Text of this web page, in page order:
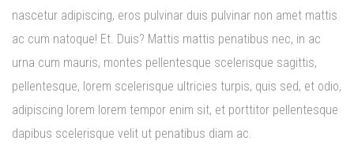
nascetur adipiscing, eros pulvinar duis pulvinar non amet mattis
ac cum natoque! Et. Duis? Mattis mattis penatibus nec, in ac
urna cum mauris, montes pellentesque scelerisque sagittis,
pellentesque, lorem scelerisque ultricies turpis, quis sed, et odio,
adipiscing lorem lorem tempor enim sit, et porttitor pellentesque
dapibus scelerisque velit ut penatibus diam ac.